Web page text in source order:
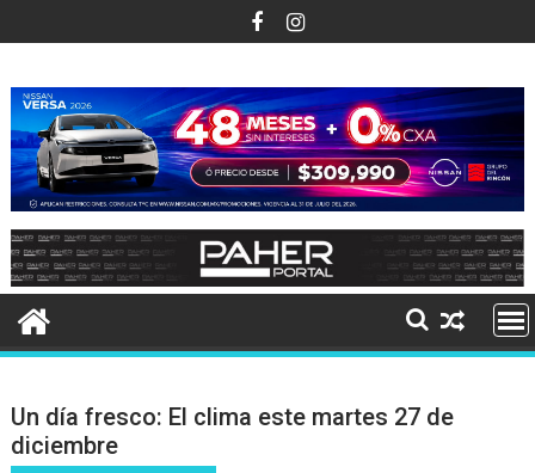
al
Un día fresco: El clima este martes 27 de
diciembre